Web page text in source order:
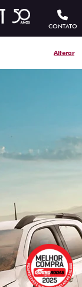
CONTATO
Alterar